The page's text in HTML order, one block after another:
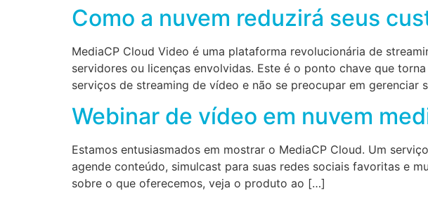
Como a nuvem reduzirá seus
MediaCP Cloud Video é uma plataforma revolucionária de
servidores ou licenças envolvidas. Este é o ponto chave que
serviços de streaming de vídeo e não se preocupar em gerenciar
Webinar de vídeo em nuvem
Estamos entusiasmados em mostrar o MediaCP Cloud. Um
agende conteúdo, simulcast para suas redes sociais favoritas e
sobre o que oferecemos, veja o produto ao […]